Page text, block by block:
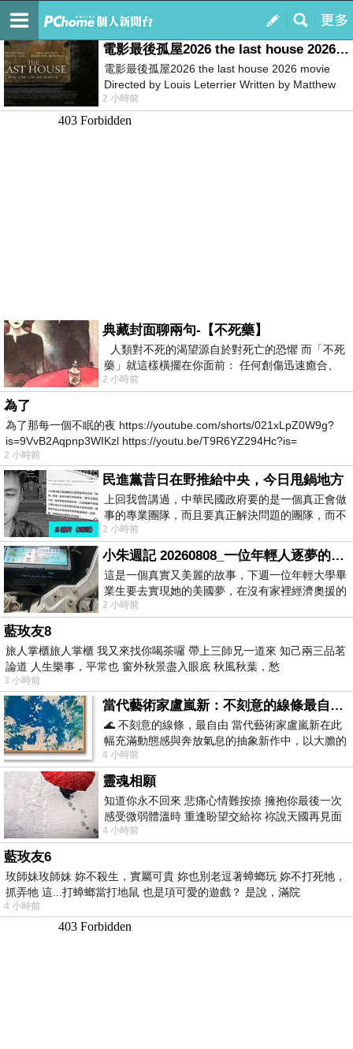
我的
最新文章
電影最後孤屋2026 the last house 2026 movie
電影最後孤屋2026 the last house 2026 movie
Directed by Louis Leterrier Written by Matthew
Robinson Starring Greta Lee Wa
2 小時前
典藏封面聊兩句-【不死藥】
人類對不死的渴望源自於對死亡的恐懼 而「不死
藥」就這樣橫擺在你面前： 任何創傷迅速癒合、
停止衰老、痛覺消失…堪
2 小時前
為了
為了那每一個不眠的夜 https://youtube.com/shorts/021xLpZ0W9g?
is=9VvB2Aqpnp3WIKzl https://youtu.be/T9R6YZ294Hc?is=
2 小時前
民進黨昔日在野推給中央，今日甩鍋地方
上回我曾講過，中華民國政府要的是一個真正會做
事的專業團隊，而且要真正解決問題的團隊，而不
是只會到處甩鍋的雙標團隊，最近民進黨
2 小時前
小朱週記 20260808_一位年輕人逐夢的真實故事
這是一個真實又美麗的故事，下週一位年輕大學畢
業生要去實現她的美國夢，在沒有家裡經濟奧援的
情況下，靠著自我努力工作累積出國基
2 小時前
藍玫友8
旅人掌櫃旅人掌櫃 我又來找你喝茶囉 帶上三師兄一道來 知己兩三品茗
論道 人生樂事，平常也 窗外秋景盡入眼底 秋風秋葉，愁
3 小時前
當代藝術家盧嵐新：不刻意的線條最自由，讓色彩流動、筆觸自己說話
🌊 不刻意的線條，最自由 當代藝術家盧嵐新在此
幅充滿動態感與奔放氣息的抽象新作中，以大膽的
藍色顏料在白色畫布上揮灑、壓印與流淌
4 小時前
靈魂相願
知道你永不回來 悲痛心情難按捺 擁抱你最後一次
感受微弱體溫時 重逢盼望交給祢 祢說天國再見面
此刻忍淚說別離 他日靈魂再
4 小時前
藍玫友6
玫師妹玫師妹 妳不殺生，實屬可貴 妳也別老逗著蟑螂玩 妳不打死牠，
抓弄牠 這...打蟑螂當打地鼠 也是項可愛的遊戲？ 是說，滿院
4 小時前